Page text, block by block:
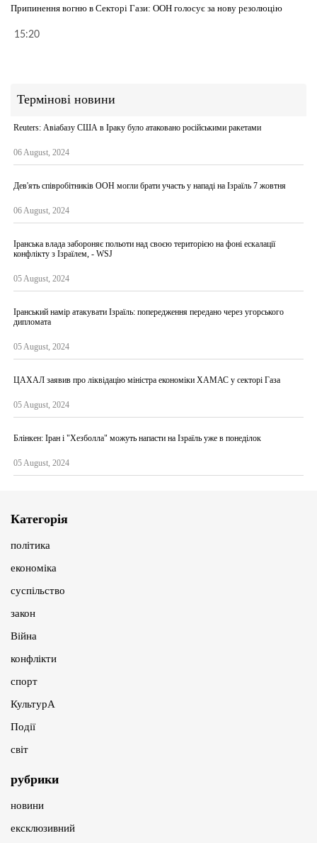
Припинення вогню в Секторі Гази: ООН голосує за нову резолюцію
15:20
Термінові новини
Reuters: Авіабазу США в Іраку було атаковано російськими ракетами
06 August, 2024
Дев'ять співробітників ООН могли брати участь у нападі на Ізраїль 7 жовтня
06 August, 2024
Іранська влада забороняє польоти над своєю територією на фоні ескалації
конфлікту з Ізраїлем, - WSJ
05 August, 2024
Іранський намір атакувати Ізраїль: попередження передано через угорського
дипломата
05 August, 2024
ЦАХАЛ заявив про ліквідацію міністра економіки ХАМАС у секторі Газа
05 August, 2024
Блінкен: Іран і "Хезболла" можуть напасти на Ізраїль уже в понеділок
05 August, 2024
Категорія
політика
економіка
суспільство
закон
Війна
конфлікти
спорт
КультурА
Події
світ
рубрики
новини
ексклюзивний